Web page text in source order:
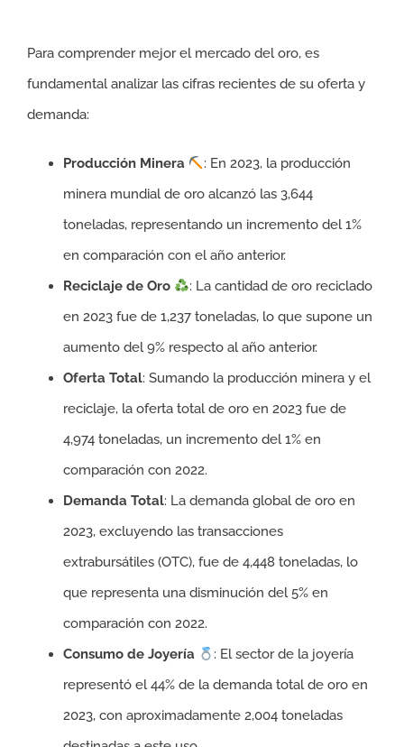
Para comprender mejor el mercado del oro, es
fundamental analizar las cifras recientes de su oferta y
demanda:
Producción Minera
: En 2023, la producción
minera mundial de oro alcanzó las 3,644
toneladas, representando un incremento del 1%
en comparación con el año anterior.
Reciclaje de Oro
: La cantidad de oro reciclado
en 2023 fue de 1,237 toneladas, lo que supone un
aumento del 9% respecto al año anterior.
Oferta Total: Sumando la producción minera y el
reciclaje, la oferta total de oro en 2023 fue de
4,974 toneladas, un incremento del 1% en
comparación con 2022.
Demanda Total: La demanda global de oro en
2023, excluyendo las transacciones
extrabursátiles (OTC), fue de 4,448 toneladas, lo
que representa una disminución del 5% en
comparación con 2022.
Consumo de Joyería
: El sector de la joyería
representó el 44% de la demanda total de oro en
2023, con aproximadamente 2,004 toneladas